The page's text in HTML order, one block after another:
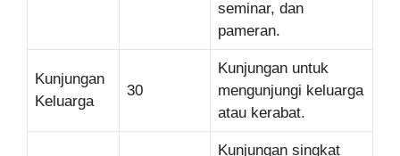
seminar, dan
pameran.
Kunjungan
Keluarga
30
Kunjungan untuk
mengunjungi keluarga
atau kerabat.
Kunjungan singkat